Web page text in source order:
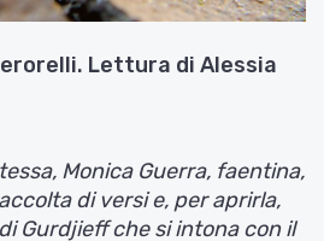
Lettura di Alessia
Monica Guerra, faentina,
di versi e, per aprirla,
Gurdjieff che si intona con il